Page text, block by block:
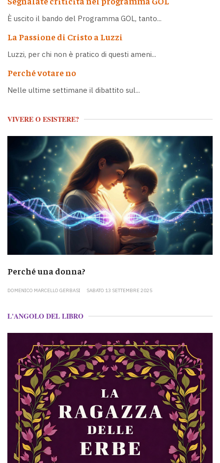
È uscito il bando del Programma GOL, tanto...
La Passione di Cristo a Luzzi
Luzzi, per chi non è pratico di questi ameni...
Perché votare no
Nelle ultime settimane il dibattito sul...
VIVERE O ESISTERE?
Perché una donna?
DOMENICO MARCELLO GERBASI SABATO 13 SETTEMBRE 2025
L'ANGOLO DEL LIBRO